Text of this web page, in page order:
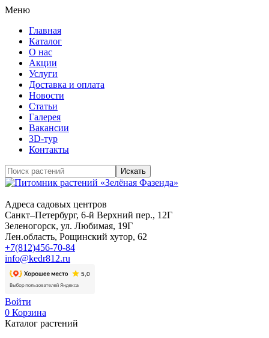
Меню
Главная
Каталог
О нас
Акции
Услуги
Доставка и оплата
Новости
Статьи
Галерея
Вакансии
3D-тур
Контакты
Адреса садовых центров
Санкт–Петербург, 6-й Верхний пер., 12Г
Зеленогорск, ул. Любимая, 19Г
Лен.область, Рощинский хутор, 62
+7(812)456-70-84
info@kedr812.ru
Войти
0 Корзина
Каталог растений